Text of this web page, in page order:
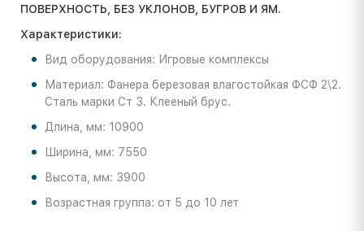
ПОВЕРХНОСТЬ, БЕЗ УКЛОНОВ, БУГРОВ И ЯМ.
Характеристики:
Вид оборудования: Игровые комплексы
Материал: Фанера березовая влагостойкая ФСФ 2\2.
Сталь марки Ст 3. Клееный брус.
Длина, мм: 10900
Ширина, мм: 7550
Высота, мм: 3900
Возрастная группа: от 5 до 10 лет